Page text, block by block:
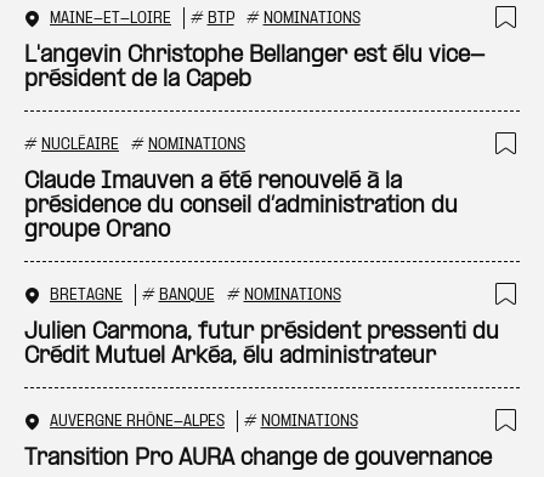
MAINE-ET-LOIRE # BTP # NOMINATIONS
L'angevin Christophe Bellanger est élu vice-
président de la Capeb
# NUCLÉAIRE # NOMINATIONS
Claude Imauven a été renouvelé à la
présidence du conseil d’administration du
groupe Orano
BRETAGNE # BANQUE # NOMINATIONS
Julien Carmona, futur président pressenti du
Crédit Mutuel Arkéa, élu administrateur
AUVERGNE RHÔNE-ALPES # NOMINATIONS
Transition Pro AURA change de gouvernance